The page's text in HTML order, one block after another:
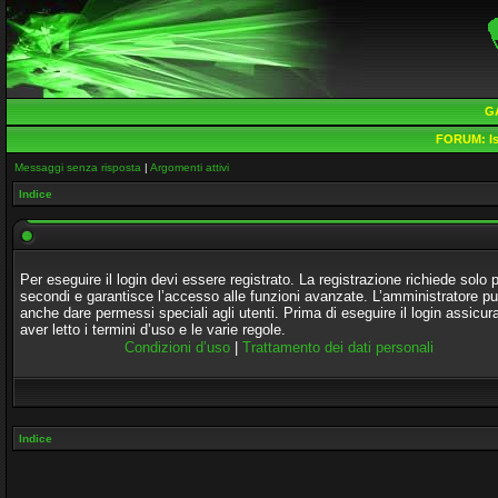
FORUM:
Messaggi senza risposta | Argomenti attivi
Indice
Per eseguire il login devi essere registrato. La registrazione richiede solo
secondi e garantisce l’accesso alle funzioni avanzate. L’amministratore
anche dare permessi speciali agli utenti. Prima di eseguire il login
aver letto i termini d’uso e le varie regole.
Condizioni d’uso
Trattamento dei dati personali
Indice